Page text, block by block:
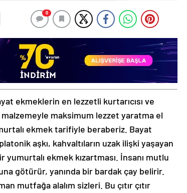
0
ekmeklerin en lezzetli kurtarıcısı ve
maksimum lezzet yaratma el
ekmek tarifiyle beraberiz. Bayat
aşkı, kahvaltıların uzak ilişki yaşayan
yumurtalı ekmek kızartması. İnsanı mutlu
götürür, yanında bir bardak çay belirir.
mutfağa alalım sizleri. Bu çıtır çıtır